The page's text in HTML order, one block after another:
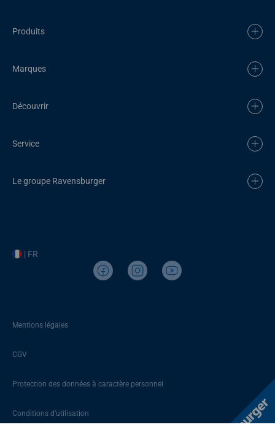
Produits
Marques
Découvrir
Service
Le groupe Ravensburger
| FR
Mentions légales
CGV
Protection des données à caractère personnel
Conditions d’utilisation